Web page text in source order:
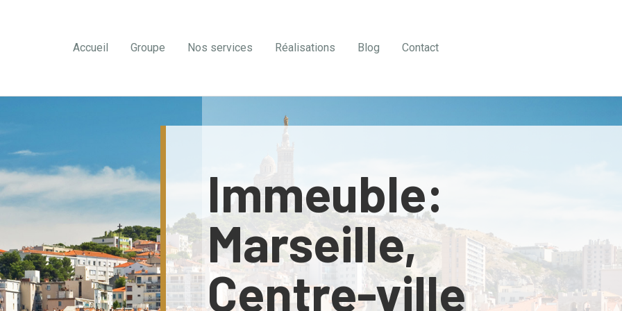
Accueil Groupe Nos services Réalisations Blog Contact
Immeuble:
Marseille,
Centre-ville